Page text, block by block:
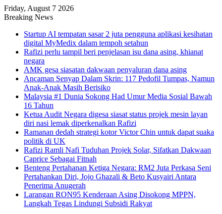
Friday, August 7 2026
Breaking News
Startup AI tempatan sasar 2 juta pengguna aplikasi kesihatan
digital MyMedix dalam tempoh setahun
Rafizi perlu tampil beri penjelasan isu dana asing, khianat
negara
AMK gesa siasatan dakwaan penyaluran dana asing
Ancaman Senyap Dalam Skrin: 117 Pedofil Tumpas, Namun
Anak-Anak Masih Berisiko
Malaysia #1 Dunia Sokong Had Umur Media Sosial Bawah
16 Tahun
Ketua Audit Negara digesa siasat status projek mesin layan
diri nasi lemak diperkenalkan Rafizi
Ramanan dedah strategi kotor Victor Chin untuk dapat suaka
politik di UK
Rafizi Ramli Nafi Tuduhan Projek Solar, Sifatkan Dakwaan
Caprice Sebagai Fitnah
Benteng Pertahanan Ketiga Negara: RM2 Juta Perkasa Seni
Pertahankan Diri, Jojo Ghazali & Beto Kusyairi Antara
Penerima Anugerah
Larangan RON95 Kenderaan Asing Disokong MPPN,
Langkah Tegas Lindungi Subsidi Rakyat